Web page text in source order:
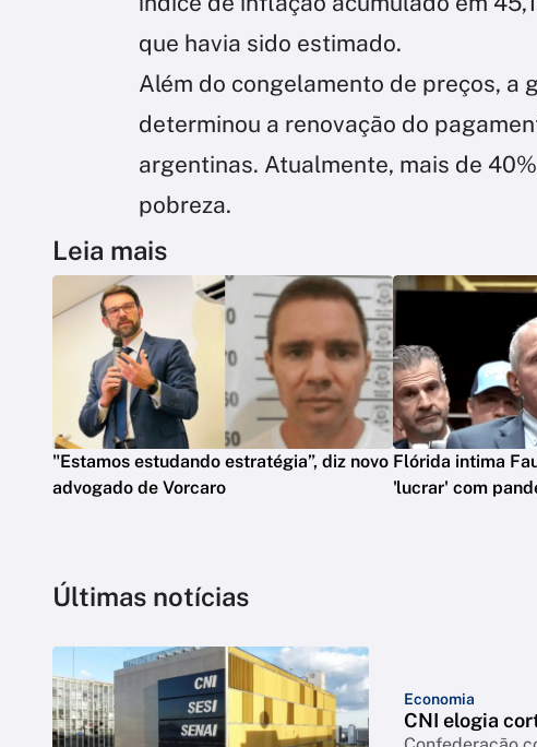
que havia sido estimado.
Além do congelamento de preços, a
determinou a renovação do
argentinas. Atualmente, mais de
pobreza.
Leia mais
"Estamos estudando estratégia”, diz novo
advogado de Vorcaro
Flórida intima
'lucrar' com
Últimas notícias
Economia
CNI elogia